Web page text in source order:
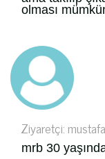
olması
Ziyaretçi:
mrb 30